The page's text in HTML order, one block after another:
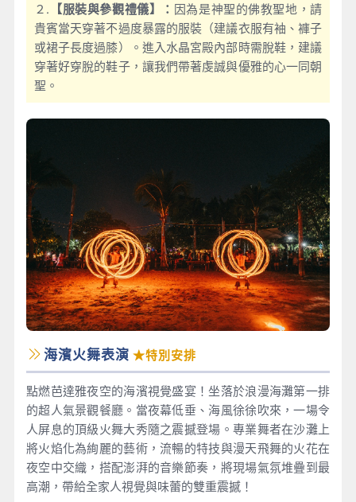
２. 【服裝與參觀禮儀】： 因為是神聖的佛教聖地，請
貴賓當天穿著不過度暴露的服裝（建議衣服有袖、褲子
或裙子長度過膝）。進入水晶宮殿內部時需脫鞋，建議
穿著好穿脫的鞋子，讓我們帶著虔誠與優雅的心一同朝
聖。
海濱火舞表演 ★特別安排
點燃芭達雅夜空的海濱視覺盛宴！坐落於浪漫海灘第一排
的超人氣景觀餐廳。當夜幕低垂、海風徐徐吹來，一場令
人屏息的頂級火舞大秀隨之震撼登場。專業舞者在沙灘上
將火焰化為絢麗的藝術，流暢的特技與漫天飛舞的火花在
夜空中交織，搭配澎湃的音樂節奏，將現場氣氛堆疊到最
高潮，帶給全家人視覺與味蕾的雙重震撼！